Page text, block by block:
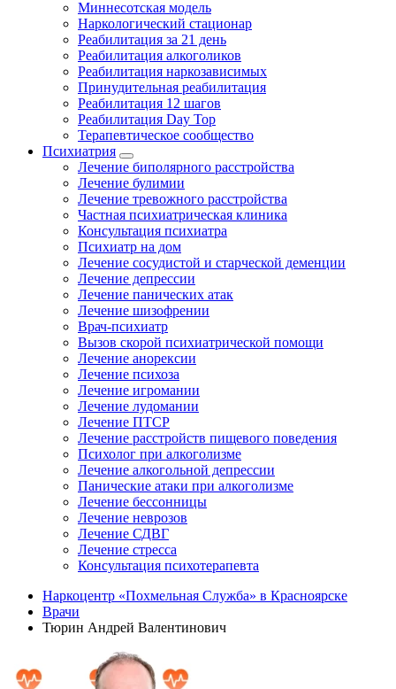
Миннесотская модель
Наркологический стационар
Реабилитация за 21 день
Реабилитация алкоголиков
Реабилитация наркозависимых
Принудительная реабилитация
Реабилитация 12 шагов
Реабилитация Day Top
Терапевтическое сообщество
Психиатрия
Лечение биполярного расстройства
Лечение булимии
Лечение тревожного расстройства
Частная психиатрическая клиника
Консультация психиатра
Психиатр на дом
Лечение сосудистой и старческой деменции
Лечение депрессии
Лечение панических атак
Лечение шизофрении
Врач-психиатр
Вызов скорой психиатрической помощи
Лечение анорексии
Лечение психоза
Лечение игромании
Лечение лудомании
Лечение ПТСР
Лечение расстройств пищевого поведения
Психолог при алкоголизме
Лечение алкогольной депрессии
Панические атаки при алкоголизме
Лечение бессонницы
Лечение неврозов
Лечение СДВГ
Лечение стресса
Консультация психотерапевта
Наркоцентр «Похмельная Служба» в Красноярске
Врачи
Тюрин Андрей Валентинович